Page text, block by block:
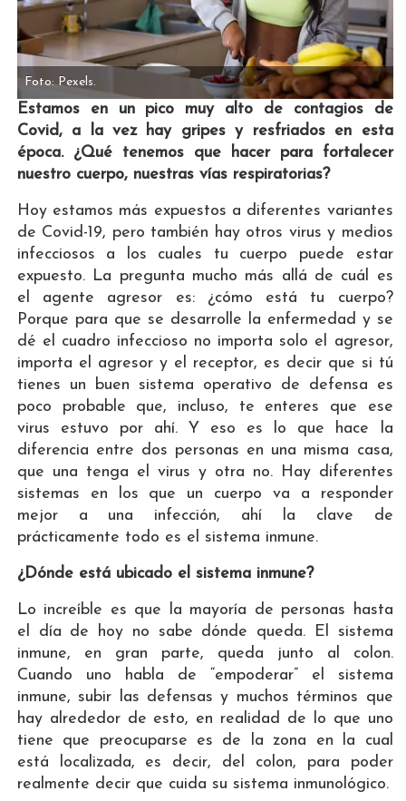
Foto: Pexels.
Estamos en un pico muy alto de contagios de
Covid, a la vez hay gripes y resfriados en esta
época. ¿Qué tenemos que hacer para fortalecer
nuestro cuerpo, nuestras vías respiratorias?
Hoy estamos más expuestos a diferentes variantes
de Covid-19, pero también hay otros virus y medios
infecciosos a los cuales tu cuerpo puede estar
expuesto. La pregunta mucho más allá de cuál es
el agente agresor es: ¿cómo está tu cuerpo?
Porque para que se desarrolle la enfermedad y se
dé el cuadro infeccioso no importa solo el agresor,
importa el agresor y el receptor, es decir que si tú
tienes un buen sistema operativo de defensa es
poco probable que, incluso, te enteres que ese
virus estuvo por ahí. Y eso es lo que hace la
diferencia entre dos personas en una misma casa,
que una tenga el virus y otra no. Hay diferentes
sistemas en los que un cuerpo va a responder
mejor a una infección, ahí la clave de
prácticamente todo es el sistema inmune.
¿Dónde está ubicado el sistema inmune?
Lo increíble es que la mayoría de personas hasta
el día de hoy no sabe dónde queda. El sistema
inmune, en gran parte, queda junto al colon.
Cuando uno habla de “empoderar” el sistema
inmune, subir las defensas y muchos términos que
hay alrededor de esto, en realidad de lo que uno
tiene que preocuparse es de la zona en la cual
está localizada, es decir, del colon, para poder
realmente decir que cuida su sistema inmunológico.